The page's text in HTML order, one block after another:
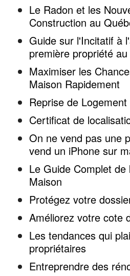
Le Radon et les
Construction au
Guide sur l'Incitatif à
première propriété
Maximiser les
Maison Rapidement
Reprise de
Certificat de
On ne vend pas une
vend un iPhone sur
Le Guide Complet
Maison
Protégez votre
Améliorez votre cote
Les tendances qui
propriétaires
Entreprendre des